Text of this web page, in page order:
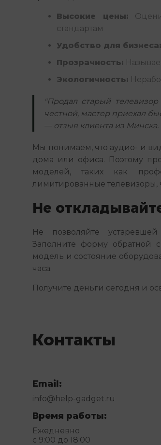
Высокие цены:
стандартам
Удобство для бизнеса:
Прозрачность:
Экологичность:
"Продал старый
честной, мастер приехал
— отзыв клиента из Минска.
Мы понимаем, что аудио- и
дома или офиса. Поэтому
моделей, таких как
лимитированные
Не
Не позволяйте устаревшей
Заполните форму обратной
модель и состояние
часа.
Получите деньги сегодня и
Контакты
Email:
info@help-gadget.ru
Время работы:
Ежедневно
с 9:00 до 18:00